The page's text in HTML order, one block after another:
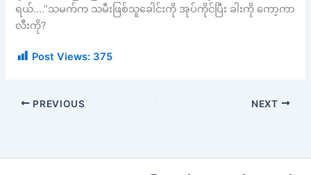
ရယ်….”သမက်က သမီးဖြစ်သူခေါင်းကို အုပ်ကိုင်ပြီး ခါးကို ကော့ကာ
လီးကို?
Post Views: 375
PREVIOUS NEXT